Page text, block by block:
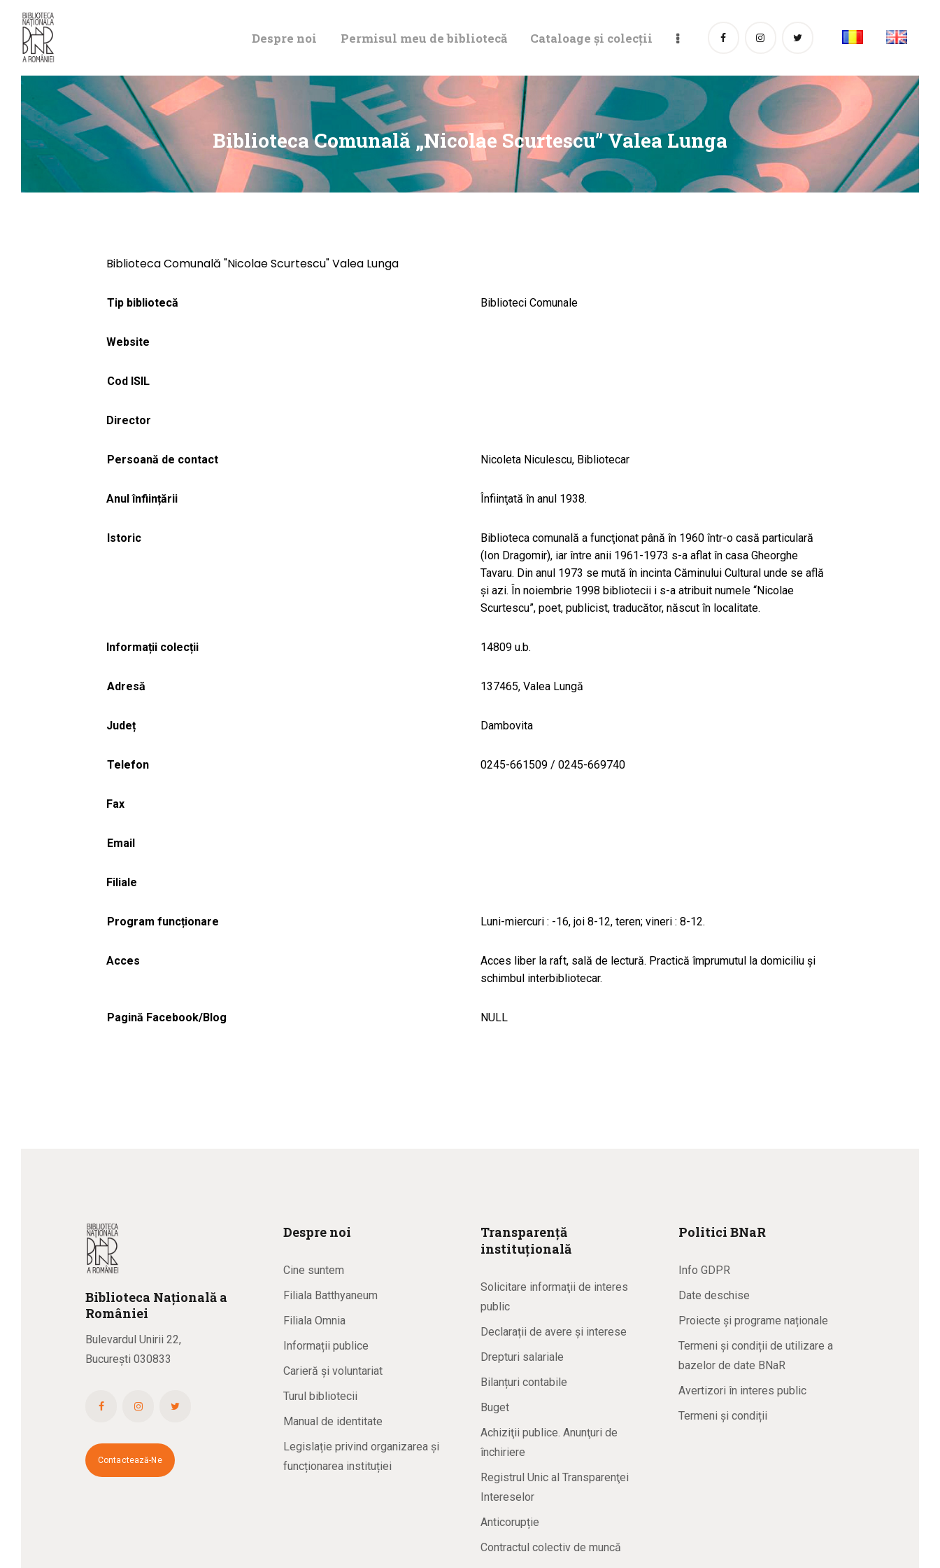
Despre noi Permisul meu de bibliotecă Cataloage și colecții
Biblioteca Comunală „Nicolae Scurtescu” Valea Lunga
DE BIBLIOTECĂ
CATALOAGE ȘI
COLECȚII
Biblioteca Comunală "Nicolae Scurtescu" Valea Lunga
Tip bibliotecă Biblioteci Comunale
Website
Cod ISIL
Director
Persoană de contact Nicoleta Niculescu, Bibliotecar
Anul înființării Înfiinţată în anul 1938.
Istoric
Biblioteca comunală a funcţionat până în 1960 într-o casă particulară
(Ion Dragomir), iar între anii 1961-1973 s-a aflat în casa Gheorghe
Tavaru. Din anul 1973 se mută în incinta Căminului Cultural unde se află
şi azi. În noiembrie 1998 bibliotecii i s-a atribuit numele “Nicolae
Scurtescu”, poet, publicist, traducător, născut în localitate.
Informații colecții 14809 u.b.
Adresă 137465, Valea Lungă
Județ Dambovita
Telefon 0245-661509 / 0245-669740
Fax
Email
Filiale
Program funcționare Luni-miercuri : -16, joi 8-12, teren; vineri : 8-12.
Acces
Acces liber la raft, sală de lectură. Practică împrumutul la domiciliu şi
schimbul interbibliotecar.
Pagină Facebook/Blog NULL
Biblioteca Națională a
României
Bulevardul Unirii 22,
București 030833
Contactează-Ne
Despre noi
Cine suntem
Filiala Batthyaneum
Filiala Omnia
Informații publice
Carieră și voluntariat
Turul bibliotecii
Manual de identitate
Legislație privind organizarea și
funcționarea instituției
Transparență
instituțională
Solicitare informaţii de interes
public
Declarații de avere și interese
Drepturi salariale
Bilanțuri contabile
Buget
Achiziţii publice. Anunţuri de
închiriere
Registrul Unic al Transparenţei
Intereselor
Anticorupție
Contractul colectiv de muncă
Politici BNaR
Info GDPR
Date deschise
Proiecte și programe naționale
Termeni și condiții de utilizare a
bazelor de date BNaR
Avertizori în interes public
Termeni și condiții